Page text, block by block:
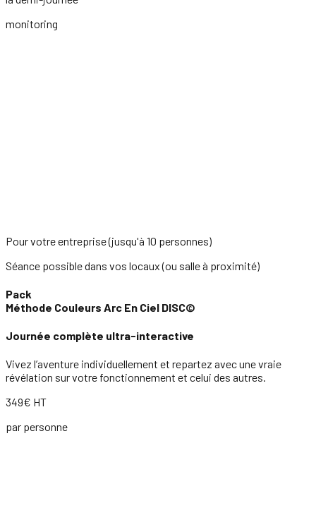
monitoring
Pour votre entreprise (jusqu'à 10 personnes)
Séance possible dans vos locaux (ou salle à proximité)
Pack
Méthode Couleurs Arc En Ciel DISC©
Journée complète ultra-interactive
Vivez l’aventure individuellement et repartez avec une vraie
révélation sur votre fonctionnement et celui des autres.
349€ HT
par personne